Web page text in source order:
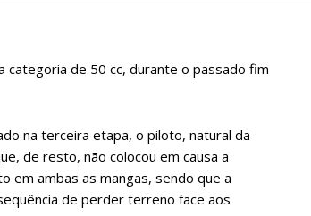
categoria de 50 cc, durante o passado fim
na terceira etapa, o piloto, natural da
de resto, não colocou em causa a
em ambas as mangas, sendo que a
de perder terreno face aos